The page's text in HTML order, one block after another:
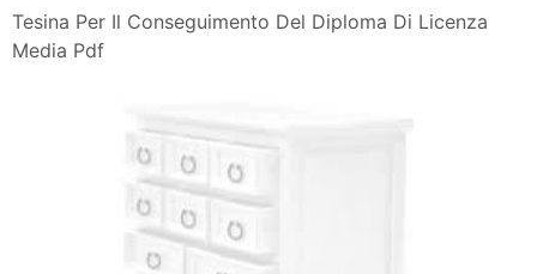
Tesina Per Il Conseguimento Del Diploma Di Licenza
Media Pdf